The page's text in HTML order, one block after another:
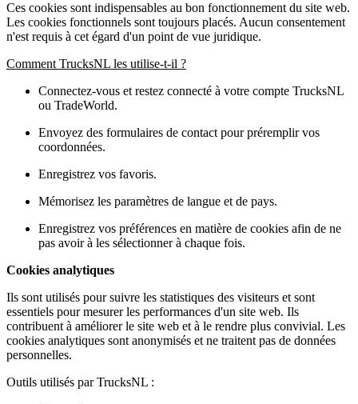
Ces cookies sont indispensables au bon fonctionnement du site web.
Les cookies fonctionnels sont toujours placés. Aucun consentement
n'est requis à cet égard d'un point de vue juridique.
Comment TrucksNL les utilise-t-il ?
Connectez-vous et restez connecté à votre compte TrucksNL
ou TradeWorld.
Envoyez des formulaires de contact pour préremplir vos
coordonnées.
Enregistrez vos favoris.
Mémorisez les paramètres de langue et de pays.
Enregistrez vos préférences en matière de cookies afin de ne
pas avoir à les sélectionner à chaque fois.
Cookies analytiques
Ils sont utilisés pour suivre les statistiques des visiteurs et sont
essentiels pour mesurer les performances d'un site web. Ils
contribuent à améliorer le site web et à le rendre plus convivial. Les
cookies analytiques sont anonymisés et ne traitent pas de données
personnelles.
Outils utilisés par TrucksNL :